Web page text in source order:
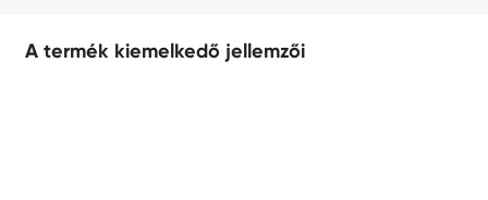
A termék kiemelkedő jellemzői